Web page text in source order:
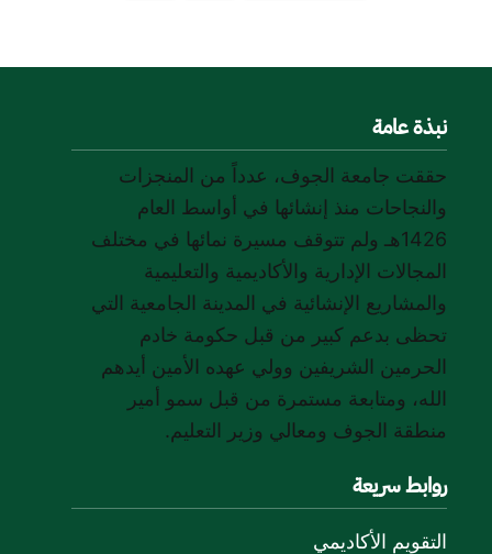
نبذة عامة
حققت جامعة الجوف، عدداً من المنجزات
والنجاحات منذ إنشائها في أواسط العام
1426هـ ولم تتوقف مسيرة نمائها في مختلف
المجالات الإدارية والأكاديمية والتعليمية
والمشاريع الإنشائية في المدينة الجامعية التي
تحظى بدعم كبير من قبل حكومة خادم
الحرمين الشريفين وولي عهده الأمين أيدهم
الله، ومتابعة مستمرة من قبل سمو أمير
منطقة الجوف ومعالي وزير التعليم.
روابط سريعة
التقويم الأكاديمي